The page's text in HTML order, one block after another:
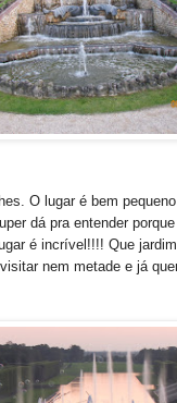
O lugar é bem
dá pra entender
é incrível!!!! Que
nem metade e já